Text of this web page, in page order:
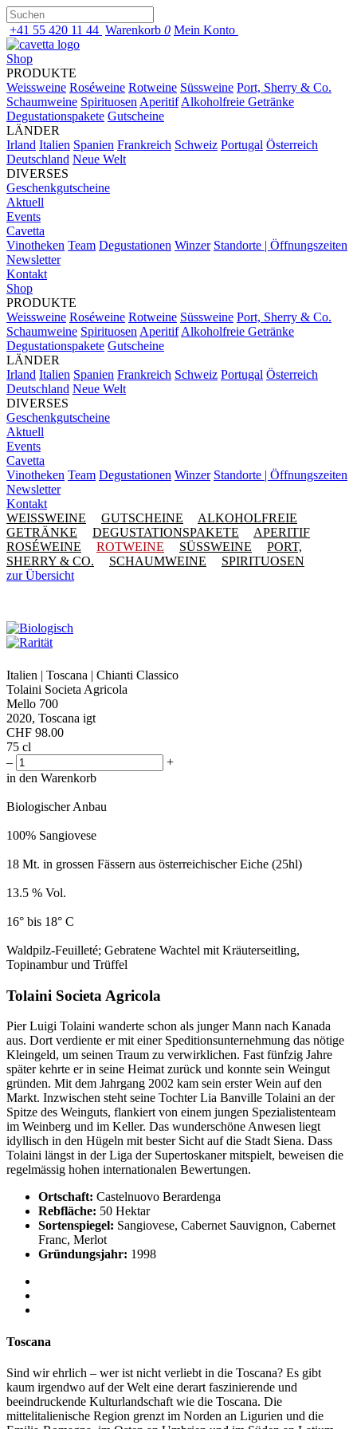
+41 55 420 11 44 Warenkorb 0 Mein Konto
Shop
PRODUKTE
Weissweine Roséweine Rotweine Süssweine Port, Sherry & Co.
Schaumweine Spirituosen Aperitif Alkoholfreie Getränke
Degustationspakete Gutscheine
LÄNDER
Irland Italien Spanien Frankreich Schweiz Portugal Österreich
Deutschland Neue Welt
DIVERSES
Geschenkgutscheine
Aktuell
Events
Cavetta
Vinotheken Team Degustationen Winzer Standorte | Öffnungszeiten
Newsletter
Kontakt
Shop
PRODUKTE
Weissweine Roséweine Rotweine Süssweine Port, Sherry & Co.
Schaumweine Spirituosen Aperitif Alkoholfreie Getränke
Degustationspakete Gutscheine
LÄNDER
Irland Italien Spanien Frankreich Schweiz Portugal Österreich
Deutschland Neue Welt
DIVERSES
Geschenkgutscheine
Aktuell
Events
Cavetta
Vinotheken Team Degustationen Winzer Standorte | Öffnungszeiten
Newsletter
Kontakt
WEISSWEINE
GUTSCHEINE
ALKOHOLFREIE
GETRÄNKE
DEGUSTATIONSPAKETE
APERITIF
ROSÉWEINE
ROTWEINE SÜSSWEINE
PORT,
SHERRY & CO.
SCHAUMWEINE
SPIRITUOSEN
zur Übersicht
Italien | Toscana | Chianti Classico
Tolaini Societa Agricola
Mello 700
2020, Toscana igt
CHF 98.00
75 cl
–
+
in den Warenkorb
Biologischer Anbau
100% Sangiovese
18 Mt. in grossen Fässern aus österreichischer Eiche (25hl)
13.5 % Vol.
16° bis 18° C
Waldpilz-Feuilleté; Gebratene Wachtel mit Kräuterseitling,
Topinambur und Trüffel
Tolaini Societa Agricola
Pier Luigi Tolaini wanderte schon als junger Mann nach Kanada
aus. Dort verdiente er mit einer Speditionsunternehmung das nötige
Kleingeld, um seinen Traum zu verwirklichen. Fast fünfzig Jahre
später kehrte er in seine Heimat zurück und konnte sein Weingut
gründen. Mit dem Jahrgang 2002 kam sein erster Wein auf den
Markt. Inzwischen steht seine Tochter Lia Banville Tolaini an der
Spitze des Weinguts, flankiert von einem jungen Spezialistenteam
im Weinberg und im Keller. Das wunderschöne Anwesen liegt
idyllisch in den Hügeln mit bester Sicht auf die Stadt Siena. Dass
Tolaini längst in der Liga der Supertoskaner mitspielt, beweisen die
regelmässig hohen internationalen Bewertungen.
Ortschaft: Castelnuovo Berardenga
Rebfläche: 50 Hektar
Sortenspiegel: Sangiovese, Cabernet Sauvignon, Cabernet
Franc, Merlot
Gründungsjahr: 1998
Toscana
Sind wir ehrlich – wer ist nicht verliebt in die Toscana? Es gibt
kaum irgendwo auf der Welt eine derart faszinierende und
beeindruckende Kulturlandschaft wie die Toscana. Die
mittelitalienische Region grenzt im Norden an Ligurien und die